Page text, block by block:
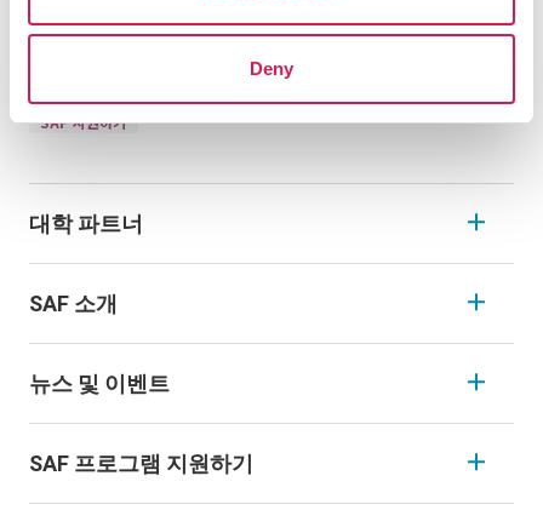
Deny
SAF 지원하기
대학 파트너
SAF 소개
뉴스 및 이벤트
SAF 프로그램 지원하기